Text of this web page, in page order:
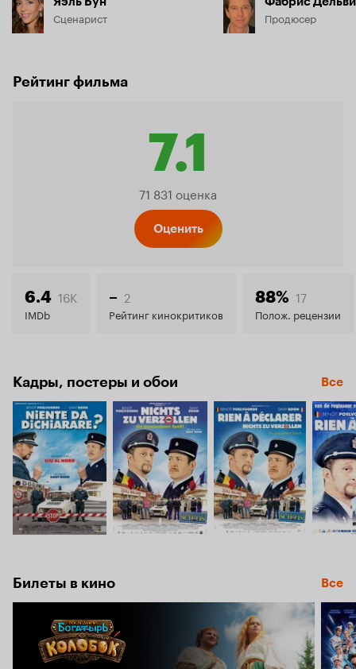
Сценарист Продюсер
Рейтинг фильма
7.1
7.1
71 831 оценка
Оценить
6.4 16K
IMDb
– 2
Рейтинг кинокритиков
88% 17
Полож. рецензии
Кадры, постеры и обои Все
Билеты в кино Все